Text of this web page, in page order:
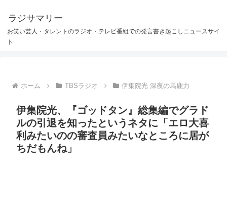
ラジサマリー
お笑い芸人・タレントのラジオ・テレビ番組での発言書き起こしニュースサイ
ト
ホーム TBSラジオ 伊集院光 深夜の馬鹿力
伊集院光、『ゴッドタン』総集編でグラド
ルの引退を知ったというネタに「エロ大喜
利みたいのの審査員みたいなところに居が
ちだもんね」